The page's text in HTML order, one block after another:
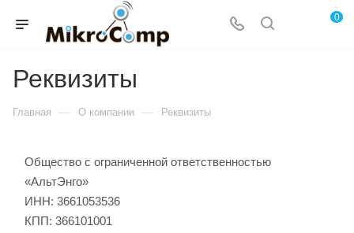
0
Реквизиты
Главная — О компании — Реквизиты
Общество с ограниченной ответственностью
«АльтЭнго»
ИНН: 3661053536
КПП: 366101001